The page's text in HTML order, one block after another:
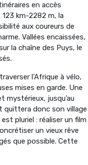
en accès
123 km-2282 m, la
aux coureurs de
Vallées encaissées,
la chaîne des Puys, le
l’Afrique à vélo,
mises en garde. Une
mystérieux, jusqu’au
quittera donc son village
pluriel : réaliser un film
un vieux rêve
que possible. Cette